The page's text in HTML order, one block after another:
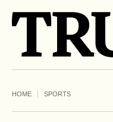
HOME SPORTS